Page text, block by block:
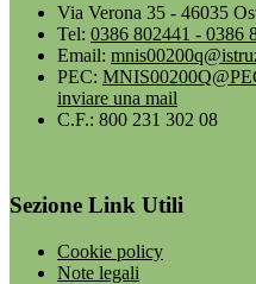
Via Verona 35 - 46035
Tel: 0386 802441 - 0386
Email:
PEC:
inviare una mail
C.F.: 800 231 302 08
Sezione Link Utili
Cookie policy
Note legali